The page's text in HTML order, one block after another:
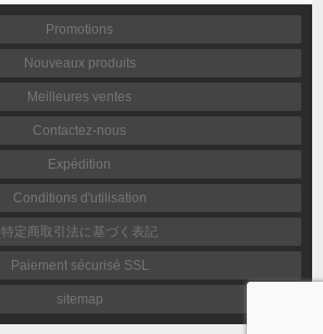
Promotions
Nouveaux produits
Meilleures ventes
Contactez-nous
Expédition
Conditions d'utilisation
特定商取引法に基づく表記
Paiement sécurisé SSL
sitemap